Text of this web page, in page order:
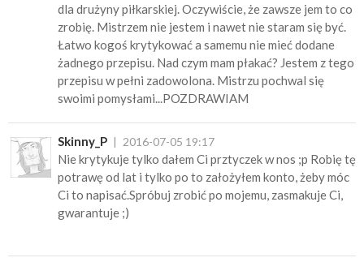
dla drużyny piłkarskiej. Oczywiście, że zawsze jem to co
zrobię. Mistrzem nie jestem i nawet nie staram się być.
Łatwo kogoś krytykować a samemu nie mieć dodane
żadnego przepisu. Nad czym mam płakać? Jestem z tego
przepisu w pełni zadowolona. Mistrzu pochwal się
swoimi pomysłami...POZDRAWIAM
Skinny_P 2016-07-05 19:17
Nie krytykuje tylko dałem Ci prztyczek w nos ;p Robię tę
potrawę od lat i tylko po to założyłem konto, żeby móc
Ci to napisać.Spróbuj zrobić po mojemu, zasmakuje Ci,
gwarantuje ;)